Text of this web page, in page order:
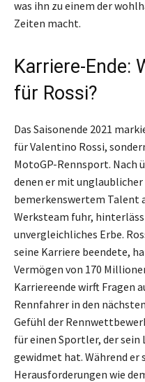
was ihn zu einem der
Zeiten macht.
Karriere-Ende:
für Rossi?
Das Saisonende 2021
für Valentino Rossi,
MotoGP-Rennsport. Nach
denen er mit unglaublicher
bemerkenswertem Talent
Werksteam fuhr,
unvergleichliches Erbe.
seine Karriere beendete,
Vermögen von 170
Karriereende wirft Fragen
Rennfahrer in den
Gefühl der
für einen Sportler, der
gewidmet hat. Während er
Herausforderungen wie